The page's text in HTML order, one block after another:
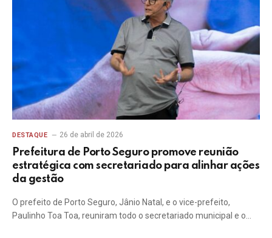
DESTAQUE 26 de abril de 2026
Prefeitura de Porto Seguro promove reunião
estratégica com secretariado para alinhar ações
da gestão
O prefeito de Porto Seguro, Jânio Natal, e o vice-prefeito,
Paulinho Toa Toa, reuniram todo o secretariado municipal e o…